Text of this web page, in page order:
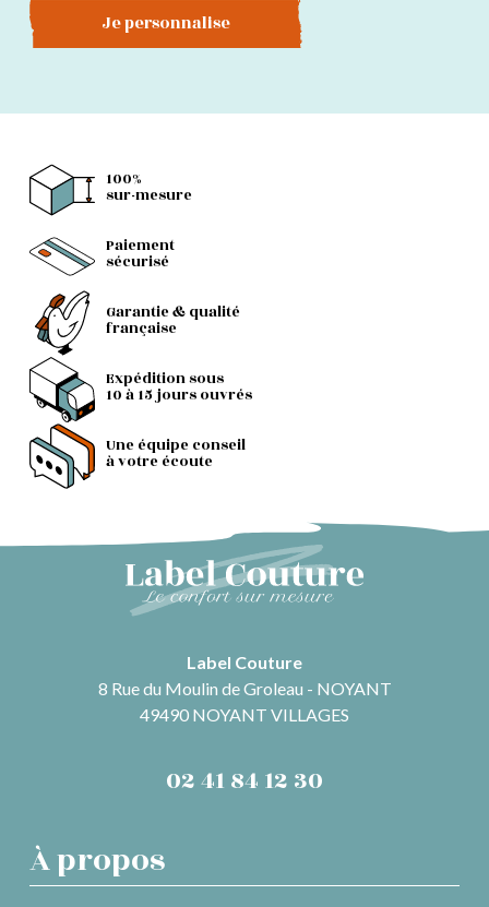
Je personnalise
100%
sur-mesure
Paiement
sécurisé
Garantie & qualité
française
Expédition sous
10 à 15 jours ouvrés
Une équipe conseil
à votre écoute
Label Couture
8 Rue du Moulin de Groleau - NOYANT
49490 NOYANT VILLAGES
02 41 84 12 30
À propos